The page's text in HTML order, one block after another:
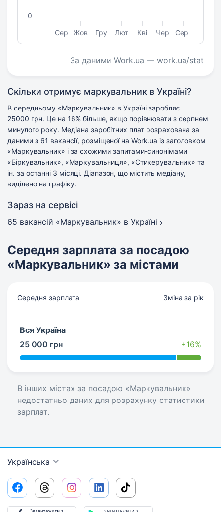
Сер Жов Гру Лют Кві Чер Сер
0
За даними Work.ua — work.ua/stat
Скільки отримує маркувальник в Україні?
В середньому «Маркувальник» в Україні заробляє
25000 грн. Це на 16% більше, якщо порівнювати з серпнем
минулого року. Медіана заробітних плат розрахована за
даними з 61 вакансії, розміщеної на Work.ua із заголовком
«Маркувальник» і за схожими запитами-синонімами
«Біркувальник», «Маркувальниця», «Стикерувальник» та
ін. за останні 3 місяці. Діапазон, що містить медіану,
виділено на графіку.
Зараз на сервісі
65 вакансій «Маркувальник» в Україні
Середня зарплата за посадою
«Маркувальник» за містами
Середня зарплата Зміна за рік
Вся Україна
25 000 грн
+16%
В інших містах за посадою «Маркувальник»
недостатньо даних для розрахунку статистики
зарплат.
Українська